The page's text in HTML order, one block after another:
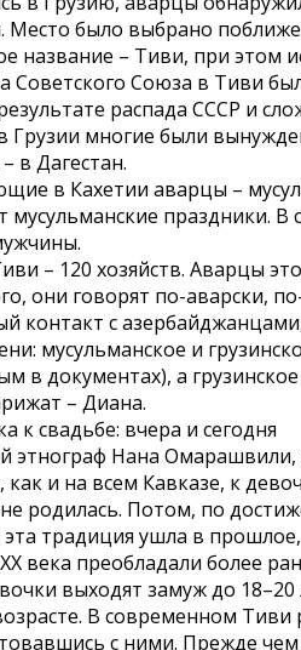
Место было выбрано
название – Тиви, при этом
Советского Союза в Тиви
распада СССР и
Грузии многие были
в Дагестан.
в Кахетии аварцы –
мусульманские праздники. В
– 120 хозяйств. Аварцы
они говорят по-аварски,
контакт с
мусульманское и
в документах), а
– Диана.
к свадьбе: вчера и сегодня
этнограф Нана Омарашвили,
как и на всем Кавказе, к
родилась. Потом, по
традиция ушла в
века преобладали более
выходят замуж до
В современном
с ними. Прежде